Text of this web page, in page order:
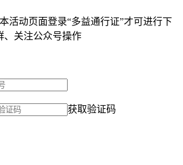
活动页面登录“多益通行证”才可进行下
、关注公众号操作
获取验证码